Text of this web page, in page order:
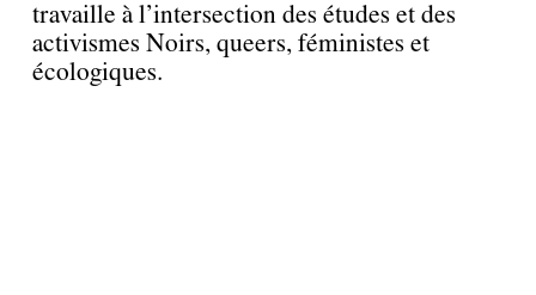
travaille à l’intersection des études et des
activismes Noirs, queers, féministes et
écologiques.